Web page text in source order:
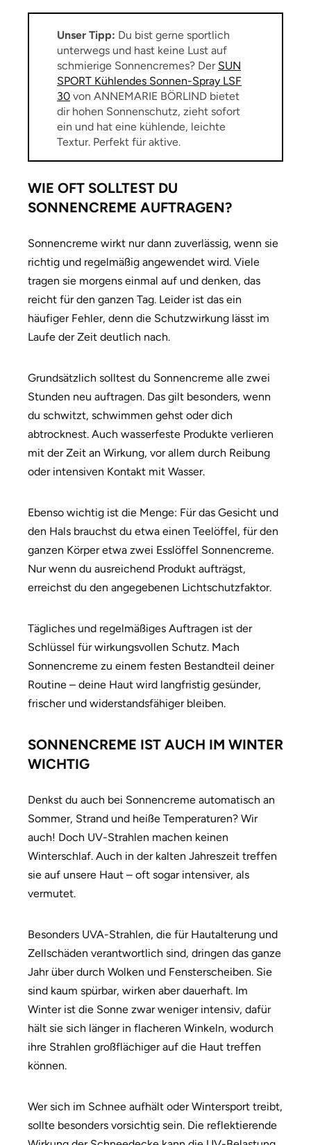
Unser Tipp: Du bist gerne sportlich
unterwegs und hast keine Lust auf
schmierige Sonnencremes? Der SUN
SPORT Kühlendes Sonnen-Spray LSF
30 von ANNEMARIE BÖRLIND bietet
dir hohen Sonnenschutz, zieht sofort
ein und hat eine kühlende, leichte
Textur. Perfekt für aktive.
WIE OFT SOLLTEST DU
SONNENCREME AUFTRAGEN?
Sonnencreme wirkt nur dann zuverlässig, wenn sie
richtig und regelmäßig angewendet wird. Viele
tragen sie morgens einmal auf und denken, das
reicht für den ganzen Tag. Leider ist das ein
häufiger Fehler, denn die Schutzwirkung lässt im
Laufe der Zeit deutlich nach.
Grundsätzlich solltest du Sonnencreme alle zwei
Stunden neu auftragen. Das gilt besonders, wenn
du schwitzt, schwimmen gehst oder dich
abtrocknest. Auch wasserfeste Produkte verlieren
mit der Zeit an Wirkung, vor allem durch Reibung
oder intensiven Kontakt mit Wasser.
Ebenso wichtig ist die Menge: Für das Gesicht und
den Hals brauchst du etwa einen Teelöffel, für den
ganzen Körper etwa zwei Esslöffel Sonnencreme.
Nur wenn du ausreichend Produkt aufträgst,
erreichst du den angegebenen Lichtschutzfaktor.
Tägliches und regelmäßiges Auftragen ist der
Schlüssel für wirkungsvollen Schutz. Mach
Sonnencreme zu einem festen Bestandteil deiner
Routine – deine Haut wird langfristig gesünder,
frischer und widerstandsfähiger bleiben.
SONNENCREME IST AUCH IM WINTER
WICHTIG
Denkst du auch bei Sonnencreme automatisch an
Sommer, Strand und heiße Temperaturen? Wir
auch! Doch UV-Strahlen machen keinen
Winterschlaf. Auch in der kalten Jahreszeit treffen
sie auf unsere Haut – oft sogar intensiver, als
vermutet.
Besonders UVA-Strahlen, die für Hautalterung und
Zellschäden verantwortlich sind, dringen das ganze
Jahr über durch Wolken und Fensterscheiben. Sie
sind kaum spürbar, wirken aber dauerhaft. Im
Winter ist die Sonne zwar weniger intensiv, dafür
hält sie sich länger in flacheren Winkeln, wodurch
ihre Strahlen großflächiger auf die Haut treffen
können.
Wer sich im Schnee aufhält oder Wintersport treibt,
sollte besonders vorsichtig sein. Die reflektierende